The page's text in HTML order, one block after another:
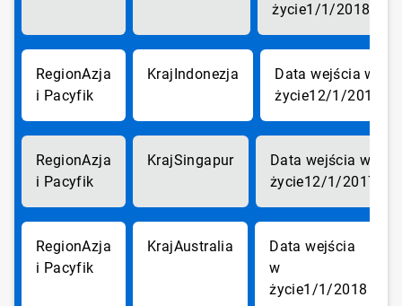
1/1/2018
Azja
i Pacyfik
Indonezja
12/1/2017
Azja
i Pacyfik
Singapur
12/1/2017
Azja
i Pacyfik
Australia
1/1/2018